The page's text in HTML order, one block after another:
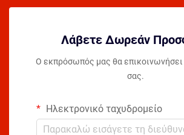
Λάβετε Δωρεάν
Ο εκπρόσωπός μας θα επικοινωνήσει
σας.
Ηλεκτρονικό ταχυδρομείο